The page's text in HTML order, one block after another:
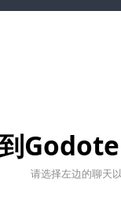
请选择左边的聊天